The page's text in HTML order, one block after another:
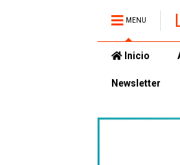
MENU
Inicio
Newsletter